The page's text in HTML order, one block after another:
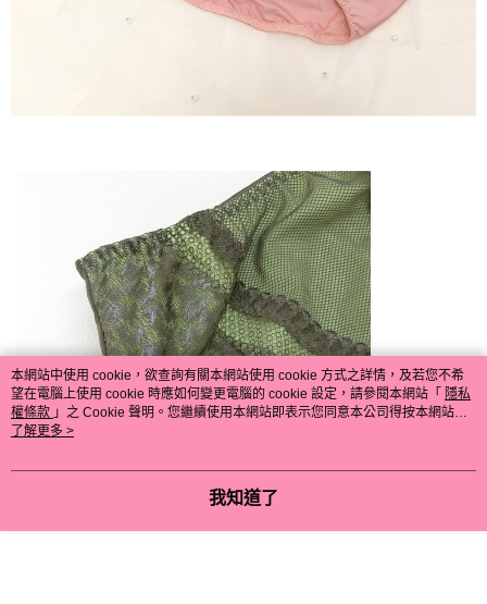
本網站中使用 cookie，欲查詢有關本網站使用 cookie 方式之詳情，及若您不希
望在電腦上使用 cookie 時應如何變更電腦的 cookie 設定，請參閱本網站「 隱私
權條款 」之 Cookie 聲明。您繼續使用本網站即表示您同意本公司得按本網站使
用條款之 Cookie 聲明使用 cookie。
了解更多 >
我知道了